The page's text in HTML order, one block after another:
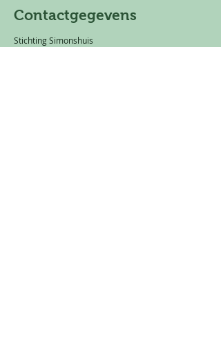
Contactgegevens
Stichting Simonshuis